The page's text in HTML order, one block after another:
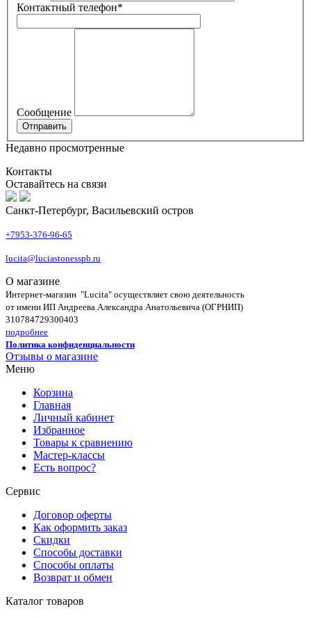
Контактный телефон*
Сообщение
Недавно просмотренные
Контакты
Оставайтесь на связи
Санкт-Петербург, Васильевский остров
+7953-376-96-65
lucita@luciastonesspb.ru
О магазине
Интернет-магазин "Lucita" осуществляет свою деятельность
от имени ИП Андреева Александра Анатольевича (ОГРНИП)
310784729300403
подробнее
Политика конфиденциальности
Отзывы о магазине
Меню
Корзина
Главная
Личный кабинет
Избранное
Товары к сравнению
Мастер-классы
Есть вопрос?
Сервис
Договор оферты
Как оформить заказ
Скидки
Способы доставки
Способы оплаты
Возврат и обмен
Каталог товаров